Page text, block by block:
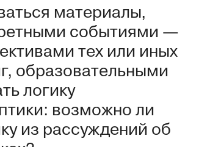
материалы,
событиями —
тех или иных
образовательными
логику
возможно ли
из рассуждений об